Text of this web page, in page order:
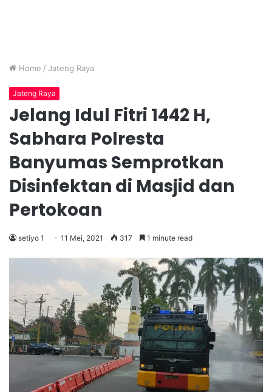
Home / Jateng Raya
Jateng Raya
Jelang Idul Fitri 1442 H,
Sabhara Polresta
Banyumas Semprotkan
Disinfektan di Masjid dan
Pertokoan
setiyo 1 11 Mei, 2021 317 1 minute read